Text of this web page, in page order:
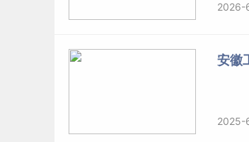
2026-
安徽
2025-